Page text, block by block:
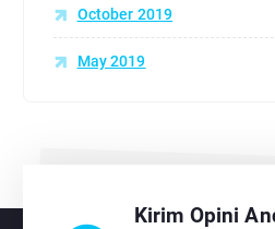
October 2019
May 2019
Kirim Opini